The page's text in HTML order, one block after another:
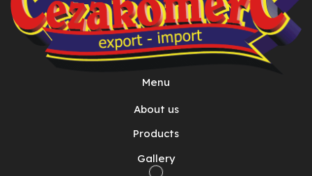
Menu
About us
Products
Gallery